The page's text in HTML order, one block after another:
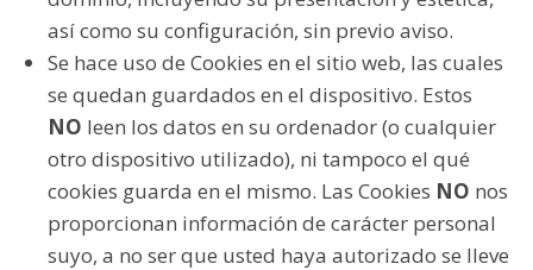
así como su configuración, sin previo aviso.
Se hace uso de Cookies en el sitio web, las cuales
se quedan guardados en el dispositivo. Estos
NO leen los datos en su ordenador (o cualquier
otro dispositivo utilizado), ni tampoco el qué
cookies guarda en el mismo. Las Cookies NO nos
proporcionan información de carácter personal
suyo, a no ser que usted haya autorizado se lleve